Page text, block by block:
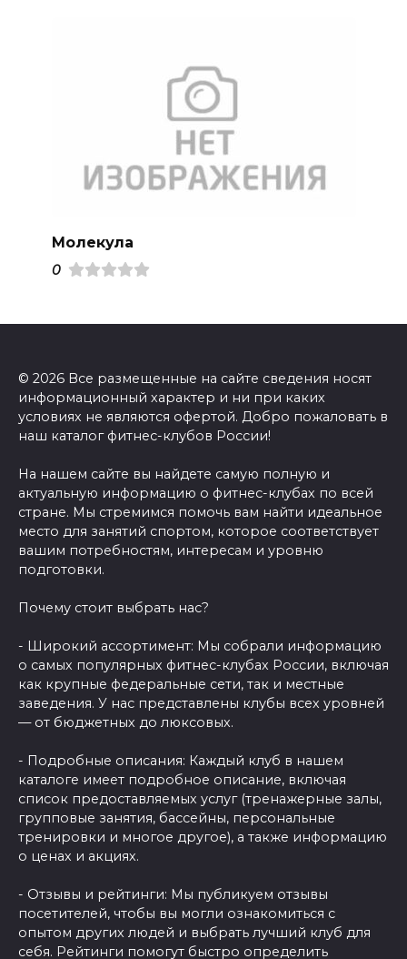
Молекула
0
© 2026 Все размещенные на сайте сведения носят
информационный характер и ни при каких
условиях не являются офертой. Добро пожаловать в
наш каталог фитнес-клубов России!
На нашем сайте вы найдете самую полную и
актуальную информацию о фитнес-клубах по всей
стране. Мы стремимся помочь вам найти идеальное
место для занятий спортом, которое соответствует
вашим потребностям, интересам и уровню
подготовки.
Почему стоит выбрать нас?
- Широкий ассортимент: Мы собрали информацию
о самых популярных фитнес-клубах России, включая
как крупные федеральные сети, так и местные
заведения. У нас представлены клубы всех уровней
— от бюджетных до люксовых.
- Подробные описания: Каждый клуб в нашем
каталоге имеет подробное описание, включая
список предоставляемых услуг (тренажерные залы,
групповые занятия, бассейны, персональные
тренировки и многое другое), а также информацию
о ценах и акциях.
- Отзывы и рейтинги: Мы публикуем отзывы
посетителей, чтобы вы могли ознакомиться с
опытом других людей и выбрать лучший клуб для
себя. Рейтинги помогут быстро определить